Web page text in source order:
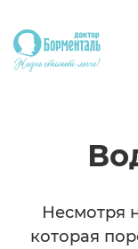
Несмотря
которая